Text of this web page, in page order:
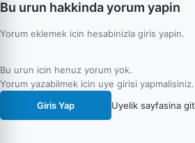
Bu urun hakkinda yorum yapin
Yorum eklemek icin hesabinizla giris yapin.
Bu urun icin henuz yorum yok.
Yorum yazabilmek icin uye girisi yapmalisiniz.
Giris Yap
Uyelik sayfasina git